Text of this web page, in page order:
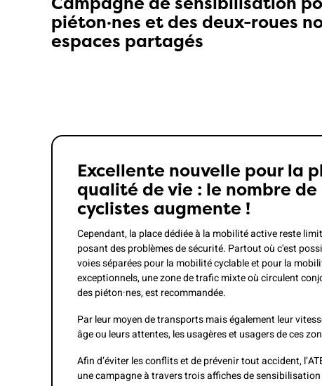
piéton·nes et des deux-roues
espaces partagés
Excellente nouvelle pour la
qualité de vie : le nombre de
cyclistes augmente !
Cependant, la place dédiée à la mobilité active reste
posant des problèmes de sécurité. Partout où c'est
voies séparées pour la mobilité cyclable et pour la
exceptionnels, une zone de trafic mixte où circulent
des piéton·nes, est recommandée.
Par leur moyen de transports mais également leur
âge ou leurs attentes, les usagères et usagers de ces
Afin d’éviter les conflits et de prévenir tout accident,
une campagne à travers trois affiches de